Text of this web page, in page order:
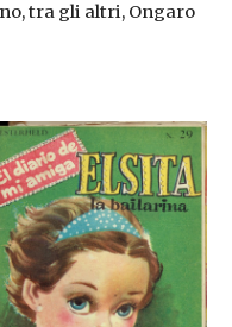
tra gli altri, Ongaro